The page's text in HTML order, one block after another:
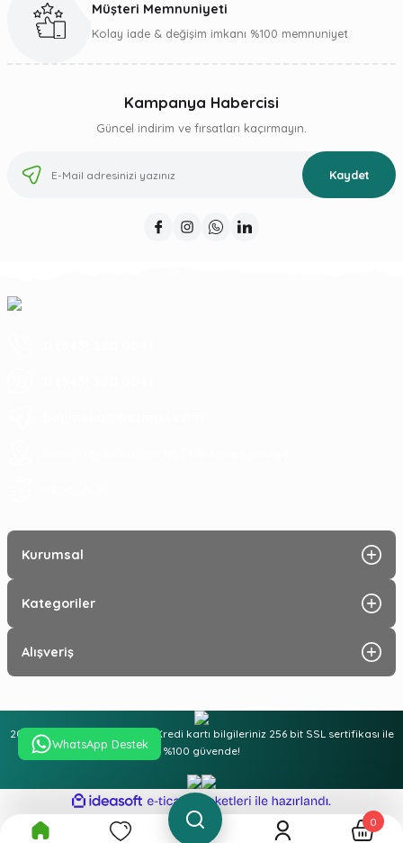
Müşteri Memnuniyeti
Kolay iade & değişim imkanı %100 memnuniyet
Kampanya Habercisi
Güncel indirim ve fırsatları kaçırmayın.
Kaydet
Kurumsal
Kategoriler
Alışveriş
2025 © Tüm hakları saklıdır. Kredi kartı bilgileriniz 256 bit SSL sertifikası ile
%100 güvende!
WhatsApp Destek
0
ideasoft
e-
ticaret
paketleri
hazırlandı.